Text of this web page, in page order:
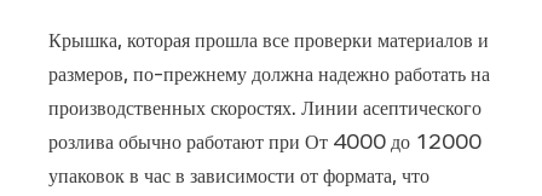
Крышка, которая прошла все проверки материалов и
размеров, по-прежнему должна надежно работать на
производственных скоростях. Линии асептического
розлива обычно работают приОт 4000 до 12000
упаковок в часв зависимости от формата, что